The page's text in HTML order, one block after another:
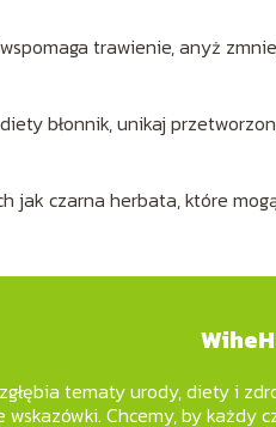
trawienie, anyż
błonnik, unikaj
jak czarna herbata, które
tematy urody, diety i
Chcemy, by każdy